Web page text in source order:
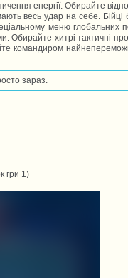
енергії. Обирайте
весь удар на себе. Бійці
меню глобальних
Обирайте хитрі тактичні
командиром
зараз.
гри 1)